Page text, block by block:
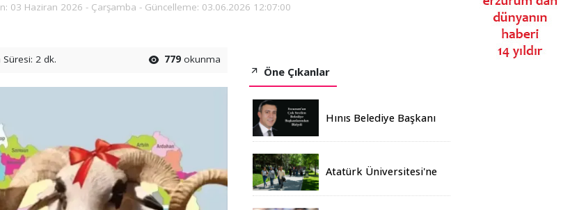
03 Haziran 2026 - Çarşamba - Güncelleme: 03.06.2026 12:07:00
2 dk. 779 okunma
Öne Çıkanlar
Hınıs Belediye Başkanı
Atatürk Üniversitesi'ne
Üniversiteden Öğrenci